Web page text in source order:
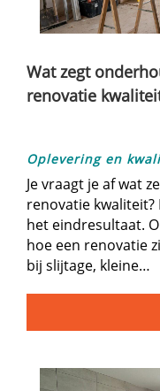
Wat zegt
renovatie
Oplevering en
Je vraagt je af wat
renovatie kwaliteit?
het eindresultaat.​
hoe een renovatie
bij slijtage, kleine…